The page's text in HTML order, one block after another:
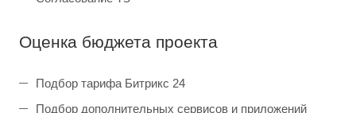
Оценка бюджета проекта
Подбор тарифа Битрикс 24
Подбор дополнительных сервисов и приложений